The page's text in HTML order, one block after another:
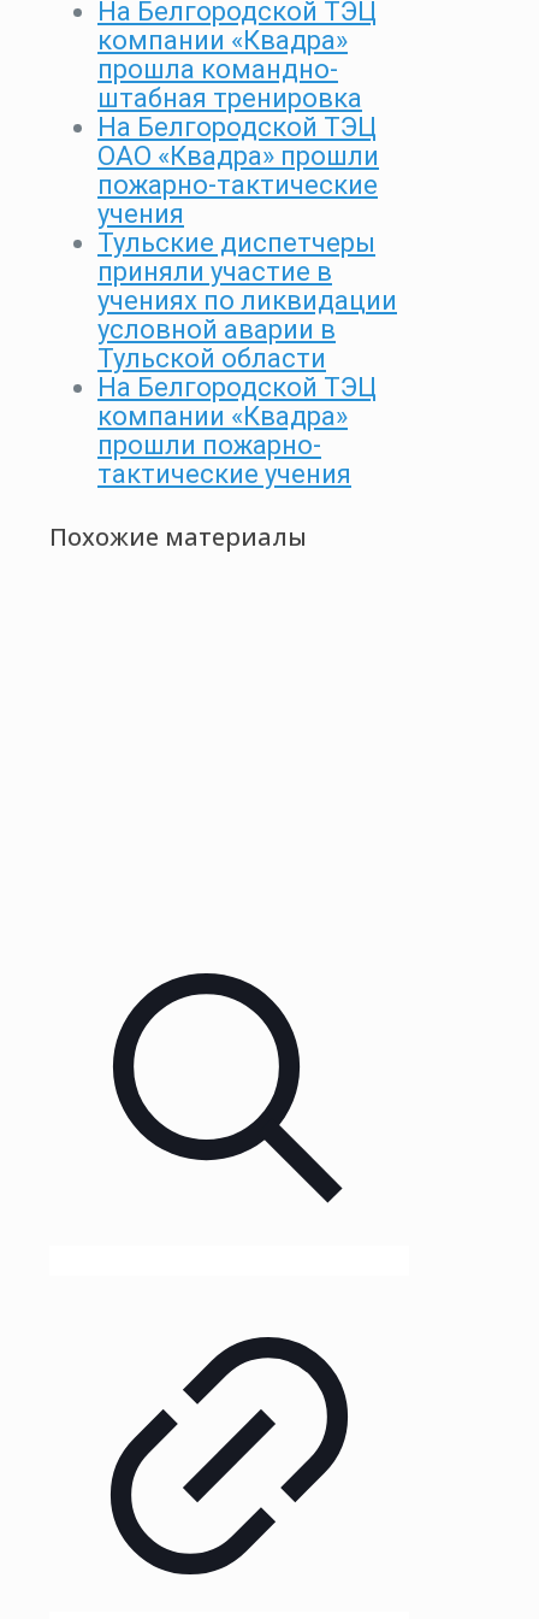
На Белгородской ТЭЦ
компании «Квадра»
прошла командно-
штабная тренировка
На Белгородской ТЭЦ
ОАО «Квадра» прошли
пожарно-тактические
учения
Тульские диспетчеры
приняли участие в
учениях по ликвидации
условной аварии в
Тульской области
На Белгородской ТЭЦ
компании «Квадра»
прошли пожарно-
тактические учения
Похожие материалы